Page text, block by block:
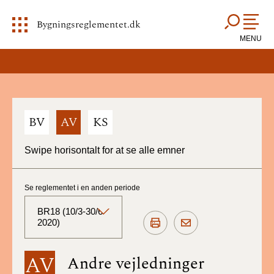
Bygningsreglementet.dk
MENU
BV AV KS
Swipe horisontalt for at se alle emner
AV Andre vejledninger
Se reglementet i en anden periode
BR18 (10/3-30/6
2020)
BR18 (Aktuelt)